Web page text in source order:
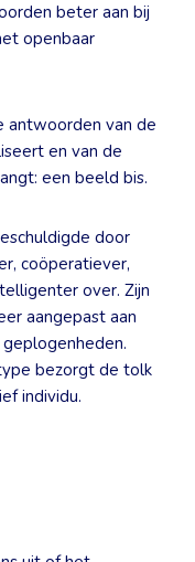
beter aan bij
openbaar
antwoorden van de
en van de
een beeld bis.
door
coöperatiever,
over. Zijn
aangepast aan
bezorgt de tolk
individu.